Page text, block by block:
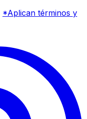
*Aplican términos y